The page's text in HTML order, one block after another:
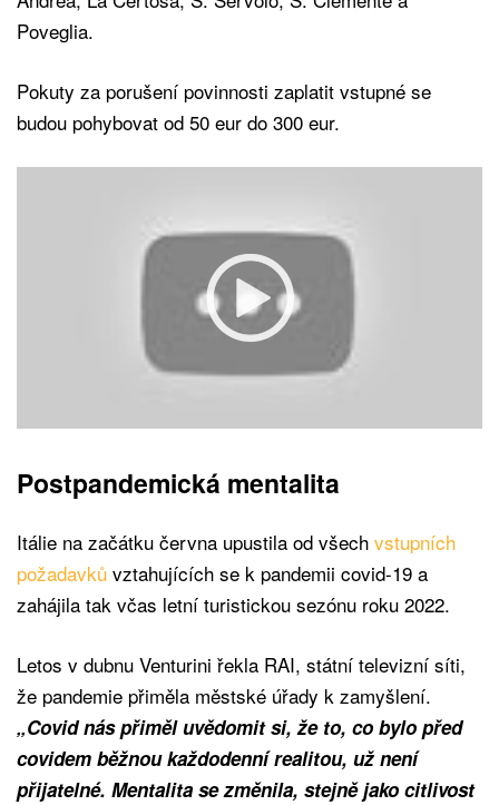
Poveglia.
Pokuty za porušení povinnosti zaplatit vstupné se
budou pohybovat od 50 eur do 300 eur.
Postpandemická mentalita
Itálie na začátku června upustila od všech vstupních
požadavků vztahujících se k pandemii covid-19 a
zahájila tak včas letní turistickou sezónu roku 2022.
Letos v dubnu Venturini řekla RAI, státní televizní síti,
že pandemie přiměla městské úřady k zamyšlení.
„Covid nás přiměl uvědomit si, že to, co bylo před
covidem běžnou každodenní realitou, už není
přijatelné. Mentalita se změnila, stejně jako citlivost